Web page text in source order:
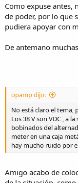
Como expuse antes,
de poder, por lo que
pudiera apoyar con
De antemano
opamp dijo:
No está claro el tema,
Los 38 V son VDC , a
bobinados del
meter en una caja
hay mucho ruido por
Amigo acabo de